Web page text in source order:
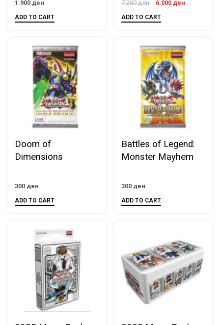
1.900 ден
ADD TO CART
7.200ден 6.000 ден
ADD TO CART
Doom of
Dimensions
300 ден
ADD TO CART
Battles of Legend:
Monster Mayhem
300 ден
ADD TO CART